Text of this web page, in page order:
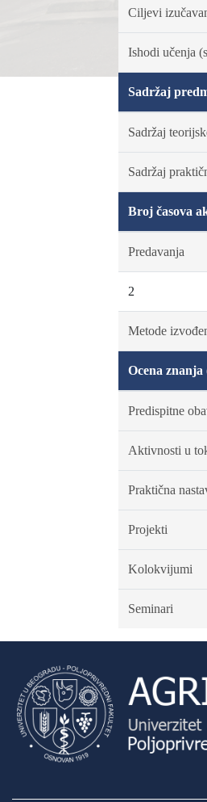
Ciljevi
Ishodi učenja
Sadržaj
Sadržaj
Sadržaj
Broj časova
Predavanja
2
Metode
Ocena
Predispitne
Aktivnosti u
Praktična
Projekti
Kolokvijumi
Seminari